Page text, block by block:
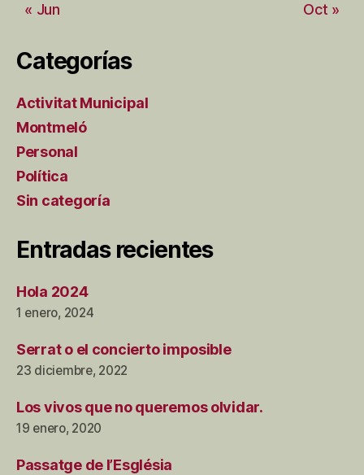
« Jun Oct »
Categorías
Activitat Municipal
Montmeló
Personal
Política
Sin categoría
Entradas recientes
Hola 2024
1 enero, 2024
Serrat o el concierto imposible
23 diciembre, 2022
Los vivos que no queremos olvidar.
19 enero, 2020
Passatge de l’Església